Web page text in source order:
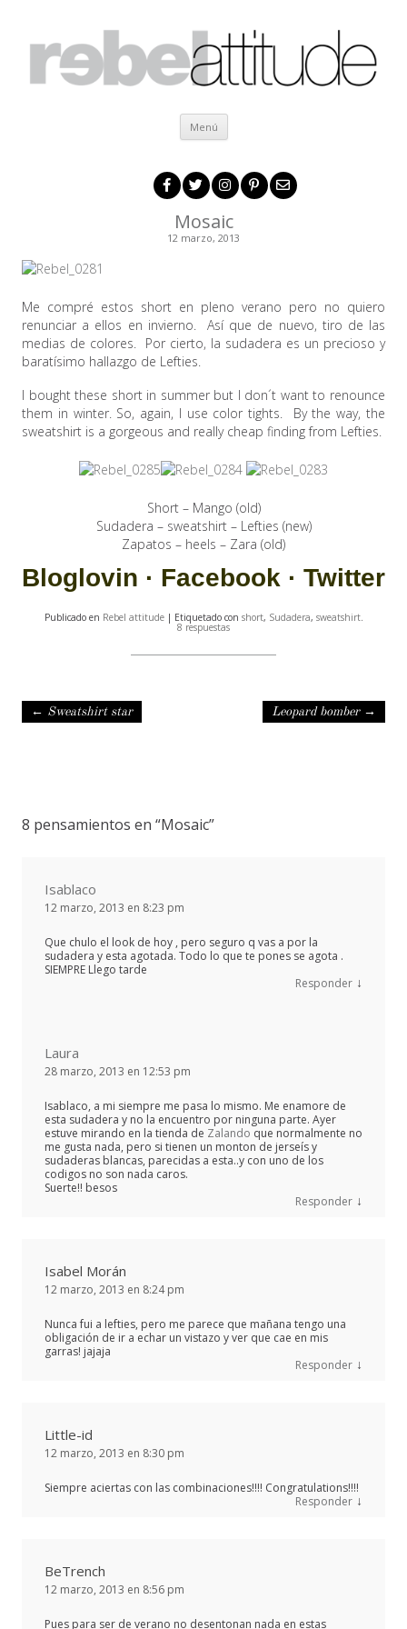
Menú Ir al contenido
Mosaic
12 marzo, 2013
Me compré estos short en pleno verano pero no quiero
renunciar a ellos en invierno. Así que de nuevo, tiro de las
medias de colores. Por cierto, la sudadera es un precioso y
baratísimo hallazgo de Lefties.
I bought these short in summer but I don´t want to renounce
them in winter. So, again, I use color tights. By the way, the
sweatshirt is a gorgeous and really cheap finding from Lefties.
Short – Mango (old)
Sudadera – sweatshirt – Lefties (new)
Zapatos – heels – Zara (old)
Bloglovin · Facebook · Twitter
Publicado en Rebel attitude| Etiquetado con short, Sudadera, sweatshirt.
8 respuestas
Navegación de entradas
← Sweatshirt star Leopard bomber →
8 pensamientos en “Mosaic”
Isablaco
12 marzo, 2013 en 8:23 pm
Que chulo el look de hoy , pero seguro q vas a por la
sudadera y esta agotada. Todo lo que te pones se agota .
SIEMPRE Llego tarde
Responder ↓
Laura
28 marzo, 2013 en 12:53 pm
Isablaco, a mi siempre me pasa lo mismo. Me enamore de
esta sudadera y no la encuentro por ninguna parte. Ayer
estuve mirando en la tienda de Zalando que normalmente no
me gusta nada, pero si tienen un monton de jerseís y
sudaderas blancas, parecidas a esta..y con uno de los
codigos no son nada caros.
Suerte!! besos
Responder ↓
Isabel Morán
12 marzo, 2013 en 8:24 pm
Nunca fui a lefties, pero me parece que mañana tengo una
obligación de ir a echar un vistazo y ver que cae en mis
garras! jajaja
Responder ↓
Little-id
12 marzo, 2013 en 8:30 pm
Siempre aciertas con las combinaciones!!!! Congratulations!!!!
Responder ↓
BeTrench
12 marzo, 2013 en 8:56 pm
Pues para ser de verano no desentonan nada en estas